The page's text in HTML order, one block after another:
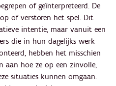
of geïnterpreteerd. De
of verstoren het spel. Dit
intentie, maar vanuit een
die in hun dagelijks werk
hebben het misschien
aan hoe ze op een zinvolle,
situaties kunnen omgaan.